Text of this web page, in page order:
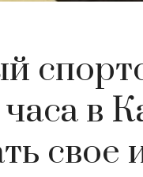
часа в
свое